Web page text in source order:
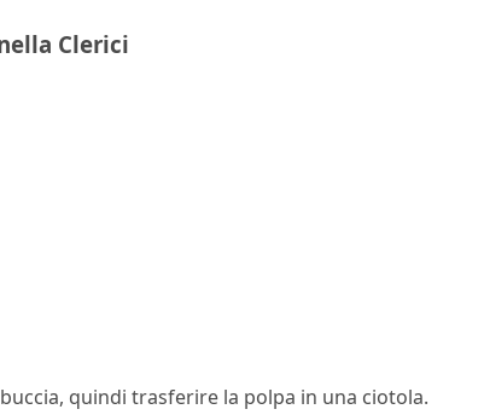
Clerici
quindi trasferire la polpa in una ciotola.